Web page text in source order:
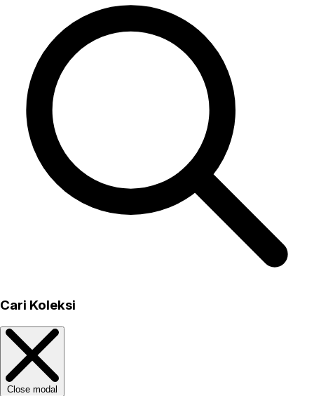
Cari Koleksi
Close modal